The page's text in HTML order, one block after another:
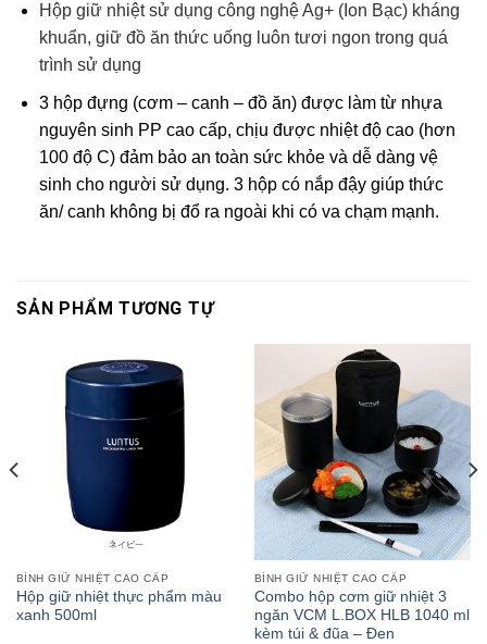
Hộp giữ nhiệt sử dụng công nghệ Ag+ (Ion Bạc) kháng
khuẩn, giữ đồ ăn thức uống luôn tươi ngon trong quá
trình sử dụng
3 hộp đựng (cơm – canh – đồ ăn) được làm từ nhựa
nguyên sinh PP cao cấp, chịu được nhiệt độ cao (hơn
100 độ C) đảm bảo an toàn sức khỏe và dễ dàng vệ
sinh cho người sử dụng. 3 hộp có nắp đậy giúp thức
ăn/ canh không bị đổ ra ngoài khi có va chạm mạnh.
SẢN PHẨM TƯƠNG TỰ
BÌNH GIỮ NHIỆT CAO CẤP
Hộp giữ nhiệt thực phẩm màu
xanh 500ml
BÌNH GIỮ NHIỆT CAO CẤP
Combo hộp cơm giữ nhiệt 3
ngăn VCM L.BOX HLB 1040 ml
kèm túi & đũa – Đen